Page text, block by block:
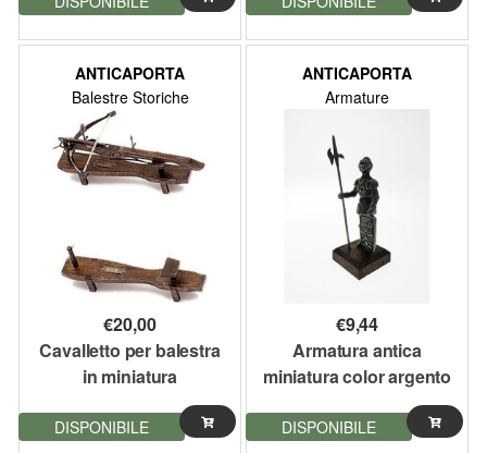
ANTICAPORTA
Balestre Storiche
€20,00
Cavalletto per balestra
in miniatura
DISPONIBILE
ANTICAPORTA
Armature
€9,44
Armatura antica
miniatura color argento
DISPONIBILE